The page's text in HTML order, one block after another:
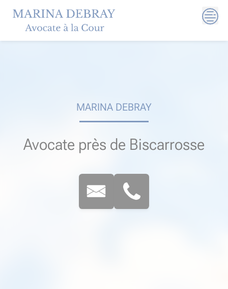
content
MARINA DEBRAY
Avocate près de Biscarrosse